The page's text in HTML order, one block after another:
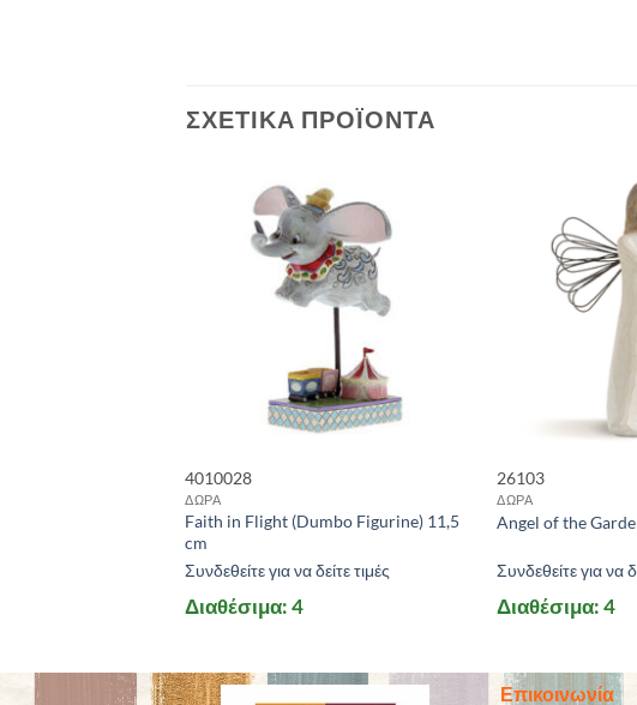
ΣΧΕΤΙΚΆ ΠΡΟΪΌΝΤΑ
4010028
ΔΩΡΑ
Faith in Flight (Dumbo Figurine) 11,5
cm
Συνδεθείτε για να δείτε τιμές
Διαθέσιμα: 4
26103
ΔΩΡΑ
Angel of the
Συνδεθείτε για να
Διαθέσιμα: 4
Επικοινωνία